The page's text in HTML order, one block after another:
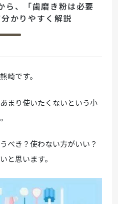
ら、「歯磨き粉は必要
かりやすく解説
崎です。
まり使いたくないという小
べき？使わない方がいい？
と思います。